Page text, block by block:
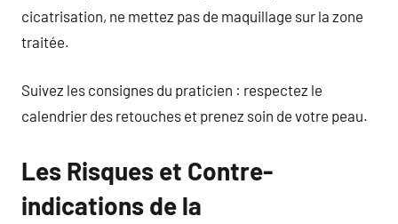
cicatrisation, ne mettez pas de maquillage sur la zone
traitée.
Suivez les consignes du praticien : respectez le
calendrier des retouches et prenez soin de votre peau.
Les Risques et Contre-
indications de la